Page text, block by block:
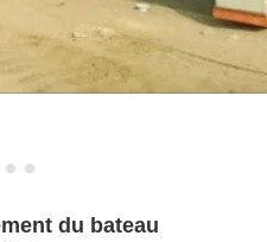
du bateau